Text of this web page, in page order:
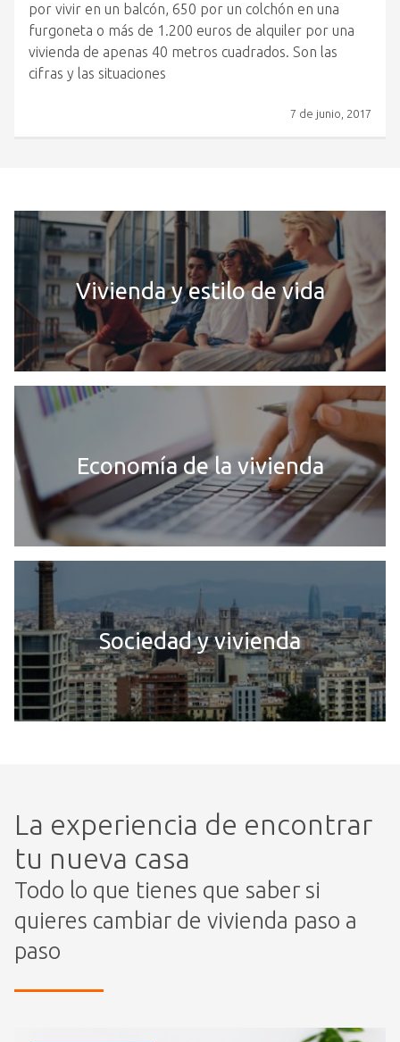
por vivir en un balcón, 650 por un colchón en una
furgoneta o más de 1.200 euros de alquiler por una
vivienda de apenas 40 metros cuadrados. Son las
cifras y las situaciones
7 de junio, 2017
Vivienda y estilo de vida
Economía de la vivienda
Sociedad y vivienda
La experiencia de encontrar
tu nueva casa
Todo lo que tienes que saber si
quieres cambiar de vivienda paso a
paso